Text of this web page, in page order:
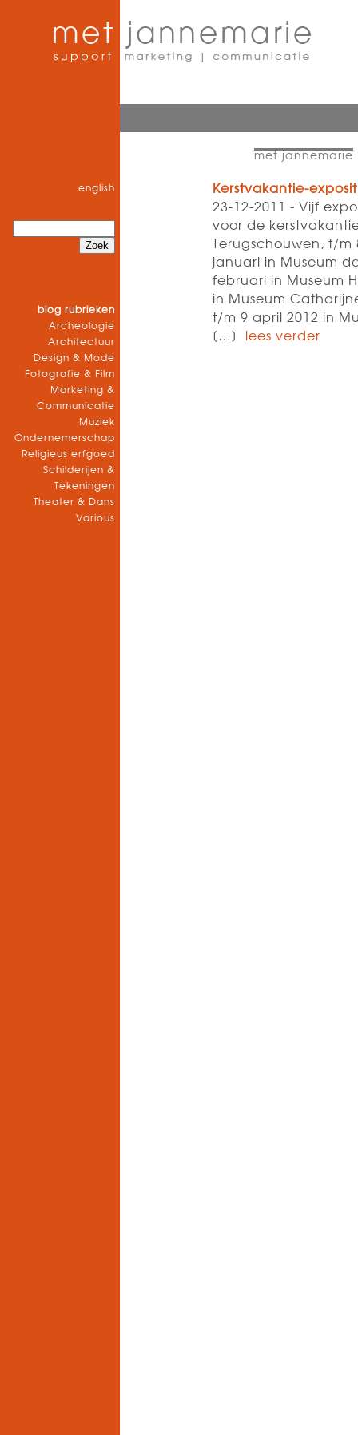
english
blog rubrieken
Archeologie
Architectuur
Design & Mode
Fotografie & Film
Marketing &
Communicatie
Muziek
Ondernemerschap
Religieus erfgoed
Schilderijen &
Tekeningen
Theater & Dans
Various
met jannemarie
Kerstvakantie-
23-12-2011 - Vijf
voor de
Terugschouwen, t/
januari in Museum
februari in Museum
in Museum
t/m 9 april 2012 in
[…]
lees verder